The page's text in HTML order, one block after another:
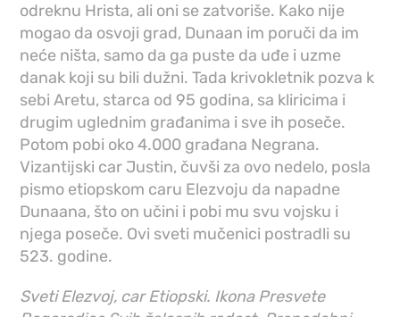
odreknu Hrista, ali oni se zatvoriše. Kako nije
mogao da osvoji grad, Dunaan im poruči da im
neće ništa, samo da ga puste da uđe i uzme
danak koji su bili dužni. Tada krivokletnik pozva k
sebi Aretu, starca od 95 godina, sa kliricima i
drugim uglednim građanima i sve ih poseče.
Potom pobi oko 4.000 građana Negrana.
Vizantijski car Justin, čuvši za ovo nedelo, posla
pismo etiopskom caru Elezvoju da napadne
Dunaana, što on učini i pobi mu svu vojsku i
njega poseče. Ovi sveti mučenici postradli su
523. godine.
Sveti Elezvoj, car Etiopski. Ikona Presvete